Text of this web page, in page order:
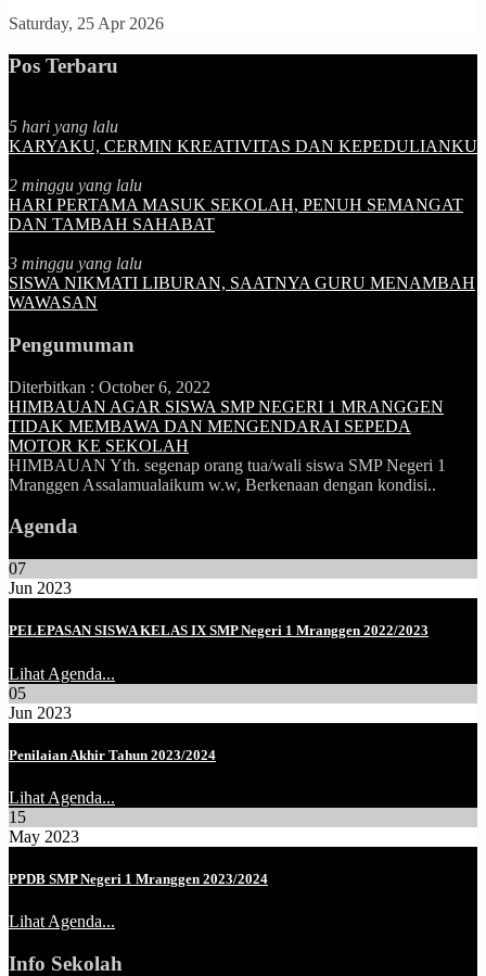
Saturday, 25 Apr 2026
Pos Terbaru
5 hari yang lalu
KARYAKU, CERMIN KREATIVITAS DAN KEPEDULIANKU
2 minggu yang lalu
HARI PERTAMA MASUK SEKOLAH, PENUH SEMANGAT
DAN TAMBAH SAHABAT
3 minggu yang lalu
SISWA NIKMATI LIBURAN, SAATNYA GURU MENAMBAH
WAWASAN
Pengumuman
Diterbitkan : October 6, 2022
HIMBAUAN AGAR SISWA SMP NEGERI 1 MRANGGEN
TIDAK MEMBAWA DAN MENGENDARAI SEPEDA
MOTOR KE SEKOLAH
HIMBAUAN Yth. segenap orang tua/wali siswa SMP Negeri 1
Mranggen Assalamualaikum w.w, Berkenaan dengan kondisi..
Agenda
07
Jun 2023
PELEPASAN SISWA KELAS IX SMP Negeri 1 Mranggen 2022/2023
Lihat Agenda...
05
Jun 2023
Penilaian Akhir Tahun 2023/2024
Lihat Agenda...
15
May 2023
PPDB SMP Negeri 1 Mranggen 2023/2024
Lihat Agenda...
Info Sekolah